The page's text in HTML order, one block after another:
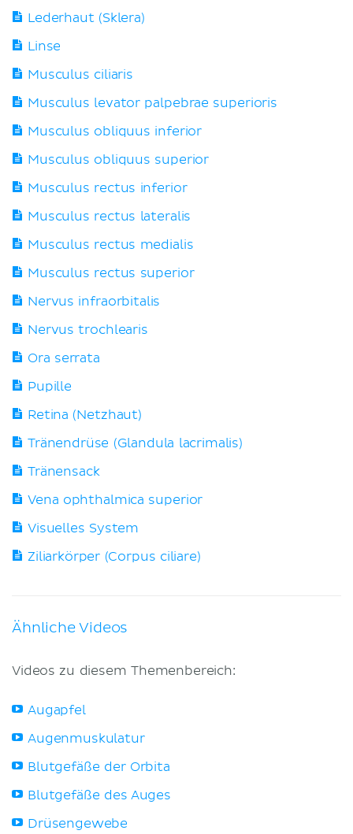
Lederhaut (Sklera)
Linse
Musculus ciliaris
Musculus levator palpebrae superioris
Musculus obliquus inferior
Musculus obliquus superior
Musculus rectus inferior
Musculus rectus lateralis
Musculus rectus medialis
Musculus rectus superior
Nervus infraorbitalis
Nervus trochlearis
Ora serrata
Pupille
Retina (Netzhaut)
Tränendrüse (Glandula lacrimalis)
Tränensack
Vena ophthalmica superior
Visuelles System
Ziliarkörper (Corpus ciliare)
Ähnliche Videos
Videos zu diesem Themenbereich:
Augapfel
Augenmuskulatur
Blutgefäße der Orbita
Blutgefäße des Auges
Drüsengewebe